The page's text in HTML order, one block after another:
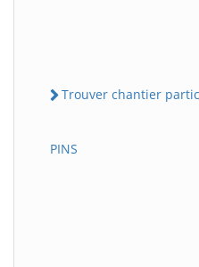
Trouver chantier
PINS